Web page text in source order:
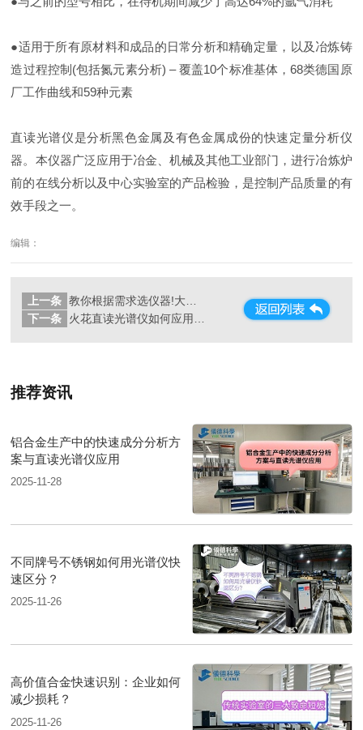
●适用于所有原材料和成品的日常分析和精确定量，以及冶炼铸
造过程控制(包括氮元素分析) – 覆盖10个标准基体，68类德国原
厂工作曲线和59种元素
直读光谱仪是分析黑色金属及有色金属成份的快速定量分析仪
器。本仪器广泛应用于冶金、机械及其他工业部门，进行冶炼炉
前的在线分析以及中心实验室的产品检验，是控制产品质量的有
效手段之一。
编辑：
上一条
下一条
火花直读光谱仪如何应用于钢线材测定
推荐资讯
铝合金生产中的快速成分分析方
案与直读光谱仪应用
2025-11-28
不同牌号不锈钢如何用光谱仪快
速区分？
2025-11-26
高价值合金快速识别：企业如何
减少损耗？
2025-11-26